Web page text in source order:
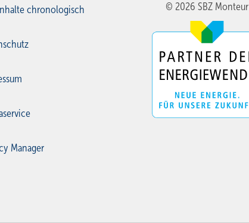
chronologisch
Manager
© 2026 SBZ Monteur